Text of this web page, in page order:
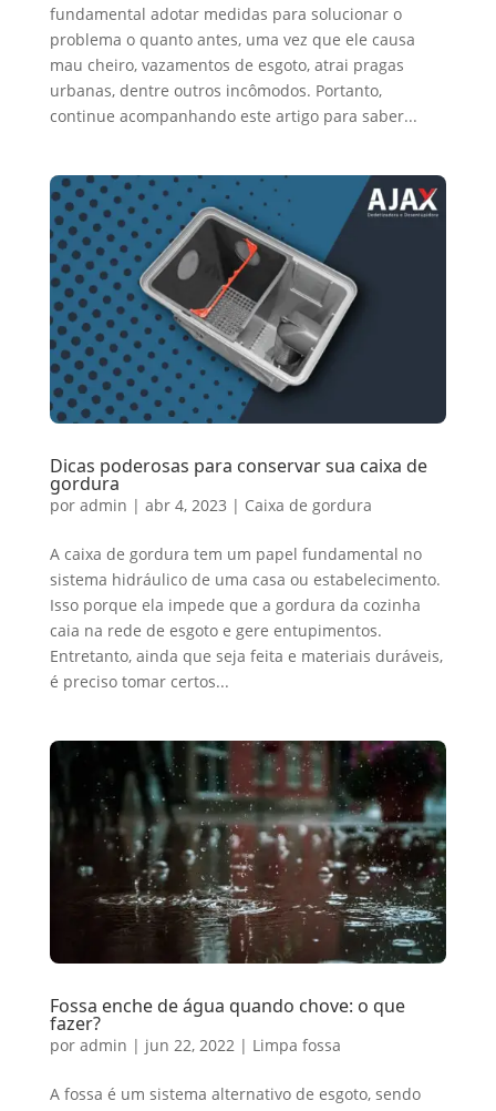
fundamental adotar medidas para solucionar o
problema o quanto antes, uma vez que ele causa
mau cheiro, vazamentos de esgoto, atrai pragas
urbanas, dentre outros incômodos. Portanto,
continue acompanhando este artigo para saber...
Dicas poderosas para conservar sua caixa de
gordura
por admin | abr 4, 2023 | Caixa de gordura
A caixa de gordura tem um papel fundamental no
sistema hidráulico de uma casa ou estabelecimento.
Isso porque ela impede que a gordura da cozinha
caia na rede de esgoto e gere entupimentos.
Entretanto, ainda que seja feita e materiais duráveis,
é preciso tomar certos...
Fossa enche de água quando chove: o que
fazer?
por admin | jun 22, 2022| Limpa fossa
A fossa é um sistema alternativo de esgoto, sendo